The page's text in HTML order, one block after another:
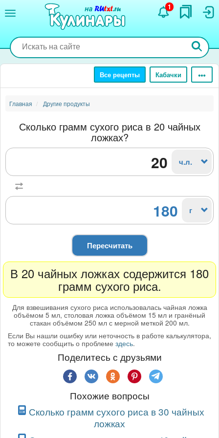
содержанию
1
Все рецепты Кабачки
Главная Другие продукты
Сколько грамм сухого риса в 20 чайных
ложках?
ч.л.
180 г
Пересчитать
В 20 чайных ложках содержится 180
грамм сухого риса.
Для взвешивания сухого риса использовалась чайная ложка
объёмом 5 мл, столовая ложка объёмом 15 мл и гранёный
стакан объёмом 250 мл с мерной меткой 200 мл.
Если Вы нашли ошибку или неточность в работе калькулятора,
то можете сообщить о проблеме здесь.
Поделитесь с друзьями
Похожие вопросы
Сколько грамм сухого риса в 30 чайных
ложках